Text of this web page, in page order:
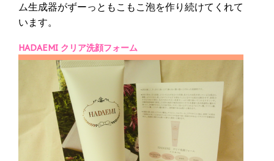
ム生成器がずーっともこもこ泡を作り続けてくれて
います。
HADAEMI クリア洗顔フォーム